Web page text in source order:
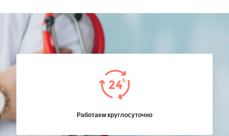
Работаем круглосуточно